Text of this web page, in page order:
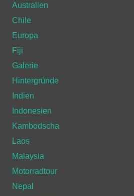
Australien
Chile
Europa
Fiji
Galerie
Hintergründe
Indien
Indonesien
Kambodscha
Laos
Malaysia
Motorradtour
Nepal